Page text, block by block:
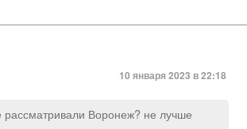
10 января 2023 в 22:18
рассматривали Воронеж? не лучше